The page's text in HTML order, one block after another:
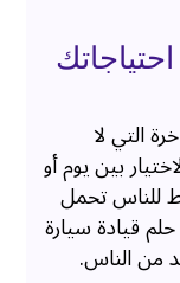
التي لا
بين يوم أو
للناس تحمل
قيادة سيارة
من الناس.